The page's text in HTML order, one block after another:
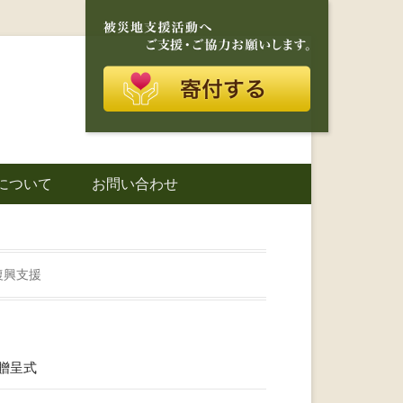
り添う存在
｜災害ボラ
ついて お問い合わせ
興支援
呈式